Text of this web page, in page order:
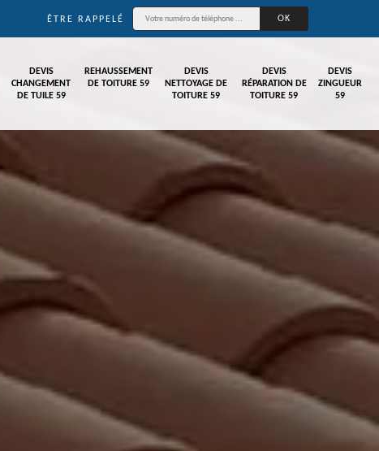
ÊTRE RAPPELÉ
DEVIS
CHANGEMENT
DE TUILE 59
REHAUSSEMENT
DE TOITURE 59
DEVIS
NETTOYAGE DE
TOITURE 59
DEVIS
RÉPARATION DE
TOITURE 59
DEVIS
ZINGUEUR
59